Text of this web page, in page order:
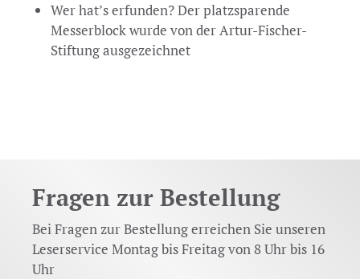
Wer hat’s erfunden? Der platzsparende
Messerblock wurde von der Artur-Fischer-
Stiftung ausgezeichnet
Fragen zur Bestellung
Bei Fragen zur Bestellung erreichen Sie unseren
Leserservice Montag bis Freitag von 8 Uhr bis 16
Uhr